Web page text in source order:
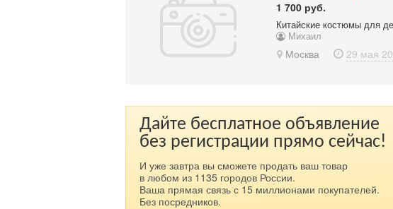
1 700 руб.
Китайские костюмы для
Михаил
Москва 29 мая
Дайте бесплатное объявление
без регистрации прямо сейчас!
И уже завтра вы сможете продать ваш товар
в любом из 1135 городов России.
Ваша прямая связь с 15 миллионами покупателей.
Без посредников.